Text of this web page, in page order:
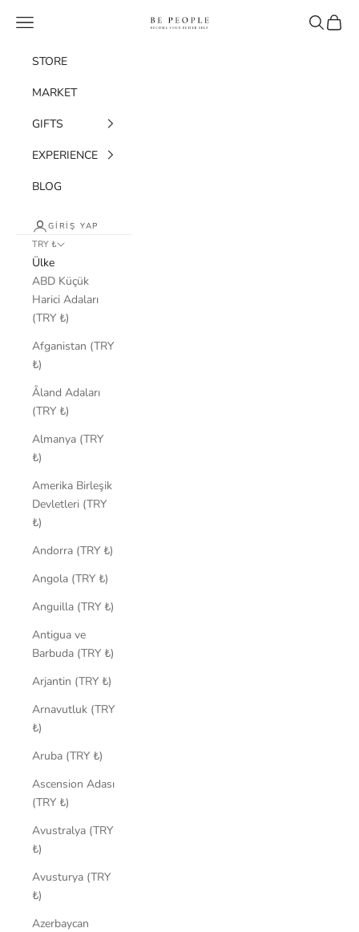
bepeople.co
Menü Ara Sepet
STORE
MARKET
GIFTS
EXPERIENCE
BLOG
GIRIŞ YAP
TRY ₺
Ülke
ABD Küçük
Harici Adaları
(TRY ₺)
Afganistan (TRY
₺)
Åland Adaları
(TRY ₺)
Almanya (TRY
₺)
Amerika Birleşik
Devletleri (TRY
₺)
Andorra (TRY ₺)
Angola (TRY ₺)
Anguilla (TRY ₺)
Antigua ve
Barbuda (TRY ₺)
Arjantin (TRY ₺)
Arnavutluk (TRY
₺)
Aruba (TRY ₺)
Ascension Adası
(TRY ₺)
Avustralya (TRY
₺)
Avusturya (TRY
₺)
Azerbaycan